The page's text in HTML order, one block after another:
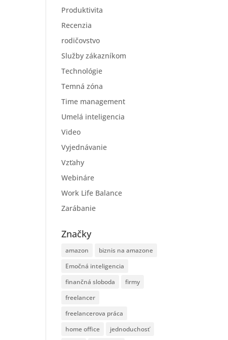
Produktivita
Recenzia
rodičovstvo
Služby zákazníkom
Technológie
Temná zóna
Time management
Umelá inteligencia
Video
Vyjednávanie
Vzťahy
Webináre
Work Life Balance
Zarábanie
Značky
amazon
biznis na amazone
Emočná inteligencia
finančná sloboda
firmy
freelancer
freelancerova práca
home office
jednoduchosť